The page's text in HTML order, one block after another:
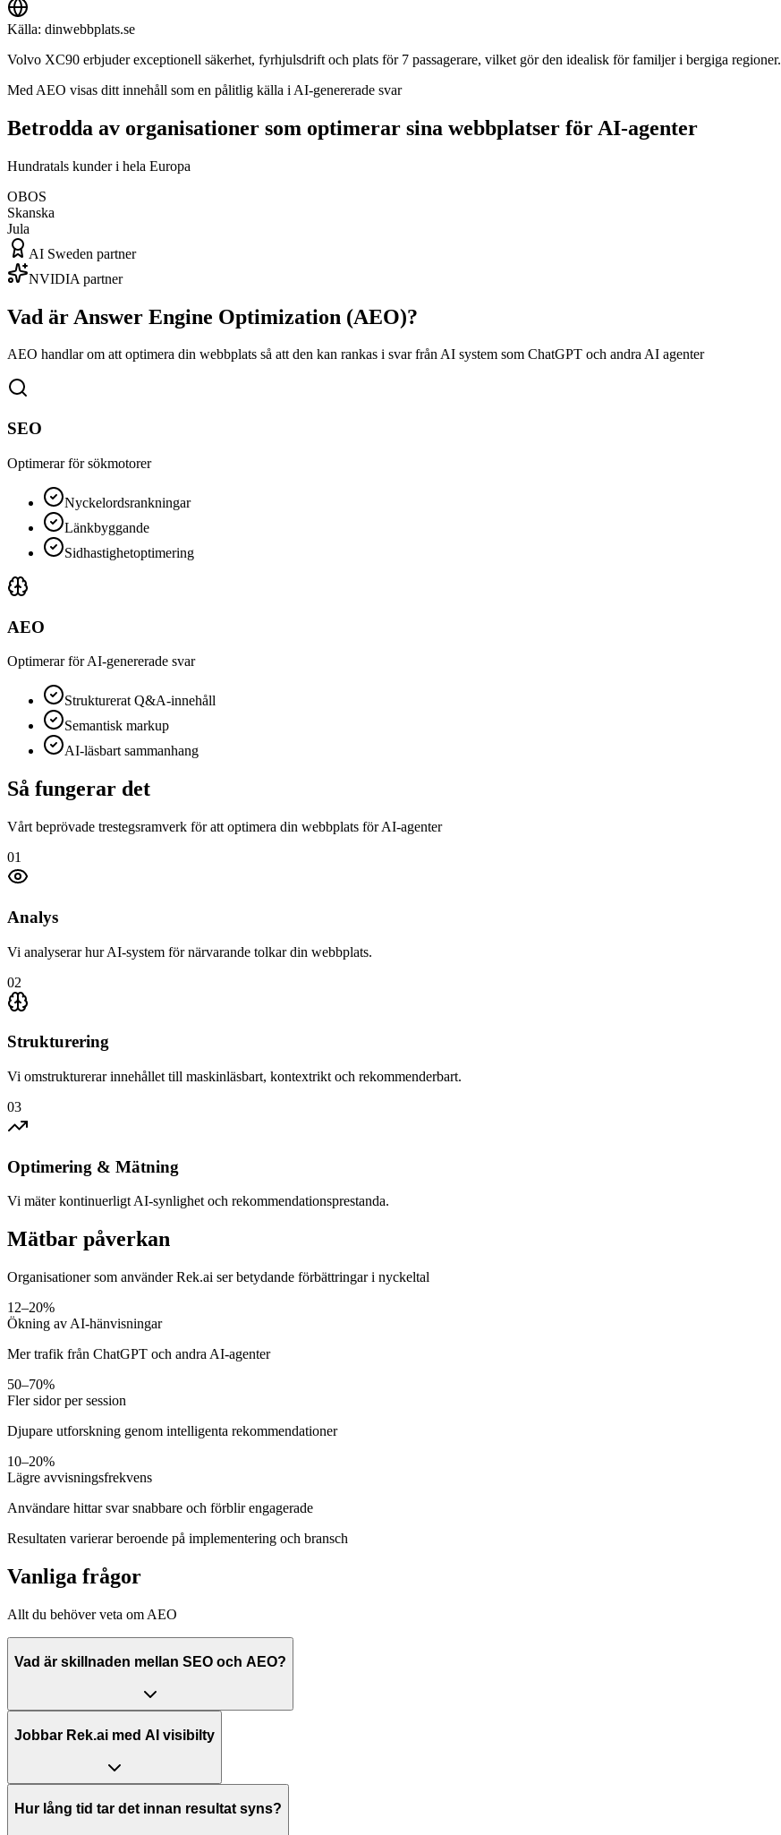
Källa: dinwebbplats.se
Volvo XC90 erbjuder exceptionell säkerhet, fyrhjulsdrift och plats för 7 passagerare, vilket gör den idealisk för familjer i bergiga regioner.
Med AEO visas ditt innehåll som en pålitlig källa i AI-genererade svar
Betrodda av organisationer som optimerar sina webbplatser för AI-agenter
Hundratals kunder i hela Europa
OBOS
Skanska
Jula
AI Sweden partner
NVIDIA partner
Vad är Answer Engine Optimization (AEO)?
AEO handlar om att optimera din webbplats så att den kan rankas i svar från AI system som ChatGPT och andra AI agenter
SEO
Optimerar för sökmotorer
Nyckelordsrankningar
Länkbyggande
Sidhastighetoptimering
AEO
Optimerar för AI-genererade svar
Strukturerat Q&A-innehåll
Semantisk markup
AI-läsbart sammanhang
Så fungerar det
Vårt beprövade trestegsramverk för att optimera din webbplats för AI-agenter
01
Analys
Vi analyserar hur AI-system för närvarande tolkar din webbplats.
02
Strukturering
Vi omstrukturerar innehållet till maskinläsbart, kontextrikt och rekommenderbart.
03
Optimering & Mätning
Vi mäter kontinuerligt AI-synlighet och rekommendationsprestanda.
Mätbar påverkan
Organisationer som använder Rek.ai ser betydande förbättringar i nyckeltal
12–20%
Ökning av AI-hänvisningar
Mer trafik från ChatGPT och andra AI-agenter
50–70%
Fler sidor per session
Djupare utforskning genom intelligenta rekommendationer
10–20%
Lägre avvisningsfrekvens
Användare hittar svar snabbare och förblir engagerade
Resultaten varierar beroende på implementering och bransch
Vanliga frågor
Allt du behöver veta om AEO
Vad är skillnaden mellan SEO och AEO?
Jobbar Rek.ai med AI visibilty
Hur lång tid tar det innan resultat syns?